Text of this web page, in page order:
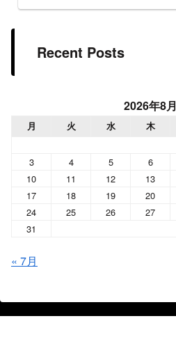
Recent Posts
2026年8月
月 火 水 木
3
4 5 6
10
11 12 13
17
18 19 20
24
25 26 27
31
« 7月